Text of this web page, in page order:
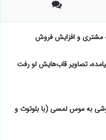
مشتری و افزایش فروش
به موس لمسی (با بلوتوث و